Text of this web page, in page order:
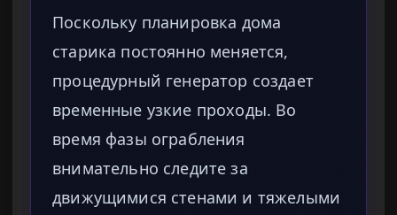
Поскольку планировка дома
старика постоянно меняется,
процедурный генератор создает
временные узкие проходы. Во
время фазы ограбления
внимательно следите за
движущимися стенами и тяжелыми